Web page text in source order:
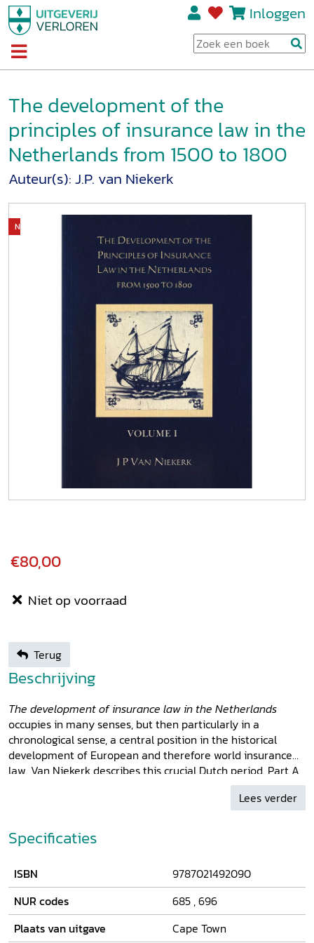
Inloggen
The development of the
principles of insurance law in the
Netherlands from 1500 to 1800
Auteur(s):J.P. van Niekerk
Niet op voorraad
€80,00
Niet op voorraad
Terug
Beschrijving
The development of insurance law in the Netherlands
occupies in many senses, but then particularly in a
chronological sense, a central position in the historical
development of European and therefore world insurance
law. Van Niekerk describes this crucial Dutch period. Part A
of this detailed study seeks to put insurance law and
practice and the insurance contract in the Netherlands
the recognition and distinguishing features of the
insurance contract in the Roman-Dutch sources, and
insurance contract and other related and often antecedent
forms of contract, including the maritime loan and the
contract of gaming and wagering. The classification of the
insurance contract in the Roman-Dutch legal system and
Lees verder
Specificaties
ISBN
9787021492090
NUR codes
685 ,696
Plaats van uitgave
Cape Town